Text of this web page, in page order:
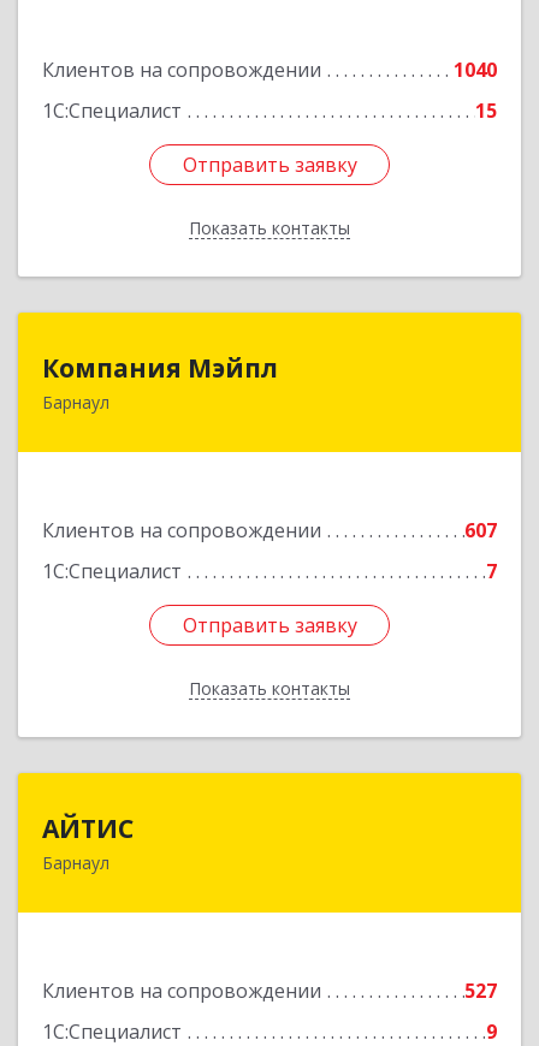
Клиентов на сопровождении
1040
1С:Специалист
15
Отправить заявку
Показать контакты
Отправить заявку
Назад
Компания Мэйпл
Барнаул
Клиентов на сопровождении
607
1С:Специалист
7
Отправить заявку
Показать контакты
Отправить заявку
Назад
АЙТИС
Барнаул
Клиентов на сопровождении
527
1С:Специалист
9
656067, Алтайский край, Барнаул г, Взлетная ул,